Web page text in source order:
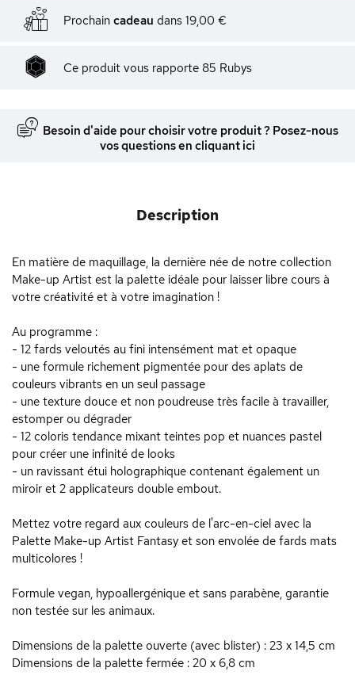
Prochain cadeau dans 19,00 €
Ce produit vous rapporte 85 Rubys
Besoin d'aide pour choisir votre produit ? Posez-nous
vos questions en cliquant ici
Description
En matière de maquillage, la dernière née de notre collection
Make-up Artist est la palette idéale pour laisser libre cours à
votre créativité et à votre imagination !
Au programme :
- 12 fards veloutés au fini intensément mat et opaque
- une formule richement pigmentée pour des aplats de
couleurs vibrants en un seul passage
- une texture douce et non poudreuse très facile à travailler,
estomper ou dégrader
- 12 coloris tendance mixant teintes pop et nuances pastel
pour créer une infinité de looks
- un ravissant étui holographique contenant également un
miroir et 2 applicateurs double embout.
Mettez votre regard aux couleurs de l'arc-en-ciel avec la
Palette Make-up Artist Fantasy et son envolée de fards mats
multicolores !
Formule vegan, hypoallergénique et sans parabène, garantie
non testée sur les animaux.
Dimensions de la palette ouverte (avec blister) : 23 x 14,5 cm
Dimensions de la palette fermée : 20 x 6,8 cm